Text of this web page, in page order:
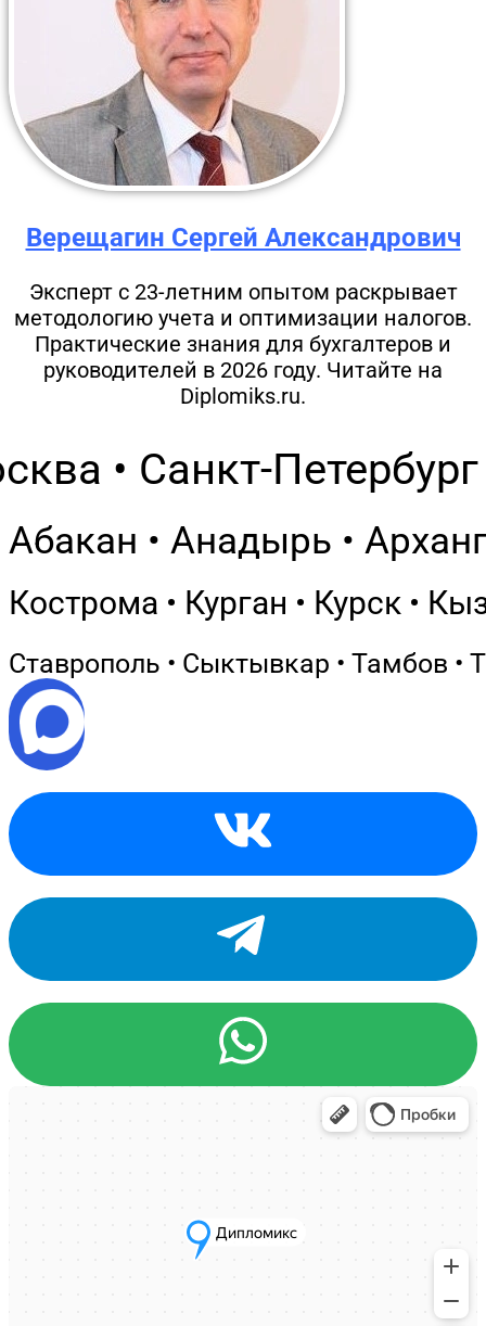
Верещагин Сергей Александрович
Эксперт с 23-летним опытом раскрывает
методологию учета и оптимизации налогов.
Практические знания для бухгалтеров и
руководителей в 2026 году. Читайте на
Diplomiks.ru.
• Санкт-
Абакан • Анадырь •
Кострома • Курган • Курск •
Ставрополь • Сыктывкар • Тамбов •